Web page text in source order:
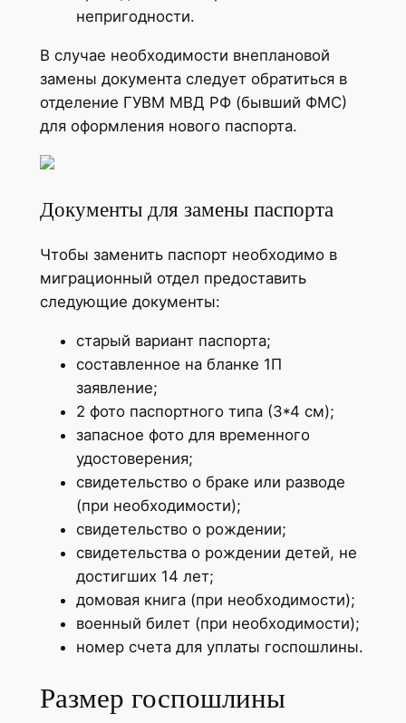
непригодности.
В случае необходимости внеплановой
замены документа следует обратиться в
отделение ГУВМ МВД РФ (бывший ФМС)
для оформления нового паспорта.
Документы для замены паспорта
Чтобы заменить паспорт необходимо в
миграционный отдел предоставить
следующие документы:
старый вариант паспорта;
составленное на бланке 1П
заявление;
2 фото паспортного типа (3*4 см);
запасное фото для временного
удостоверения;
свидетельство о браке или разводе
(при необходимости);
свидетельство о рождении;
свидетельства о рождении детей, не
достигших 14 лет;
домовая книга (при необходимости);
военный билет (при необходимости);
номер счета для уплаты госпошлины.
Размер госпошлины